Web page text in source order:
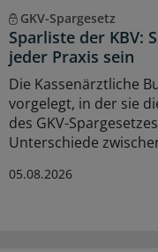
GKV-Spargesetz
Sparliste der KBV:
jeder Praxis sein
Die Kassenärztliche
vorgelegt, in der sie
des GKV-
Unterschiede
05.08.2026